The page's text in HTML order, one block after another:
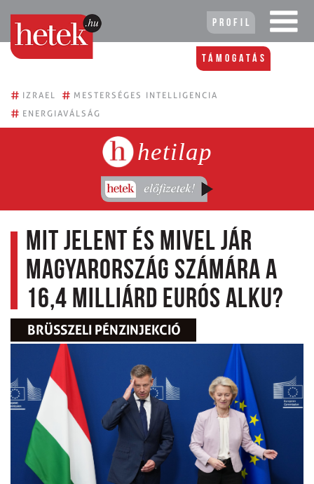
Profil
Támogatás
# IZRAEL # MESTERSÉGES INTELLIGENCIA
# ENERGIAVÁLSÁG
hetilap
Mit jelent és mivel jár
Magyarország számára a
16,4 milliárd eurós alku?
BRÜSSZELI PÉNZINJEKCIÓ